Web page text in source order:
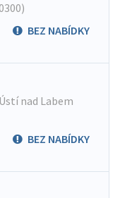
BEZ NABÍDKY
nad Labem
BEZ NABÍDKY